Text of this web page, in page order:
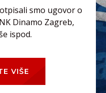
smo ugovor o
Dinamo Zagreb,
ispod.
VIŠE